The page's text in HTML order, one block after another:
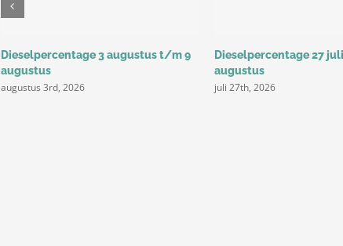
Dieselpercentage 3 augustus t/m 9
augustus
augustus 3rd, 2026
Dieselpercentage 27
augustus
juli 27th, 2026